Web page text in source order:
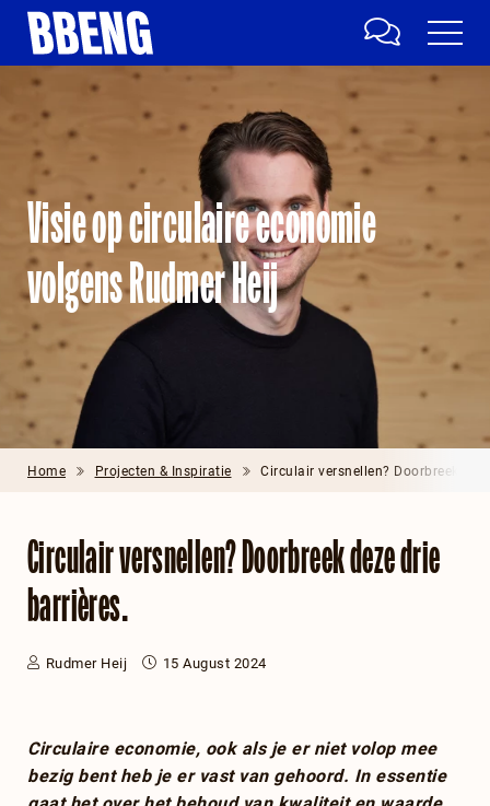
Home Projecten & Inspiratie Circulair versnellen? Doorbreek
Visie op circulaire economie
volgens Rudmer Heij
Circulair versnellen? Doorbreek deze drie
barrières.
Rudmer Heij 15 August 2024
Circulaire economie, ook als je er niet volop mee
bezig bent heb je er vast van gehoord. In essentie